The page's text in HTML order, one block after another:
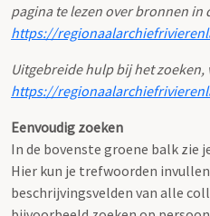
pagina te lezen over bronnen in
https://
Uitgebreide hulp bij het zoeken,
https://
Eenvoudig zoeken
In de bovenste groene balk zie
Hier kun je trefwoorden
beschrijvingsvelden van alle